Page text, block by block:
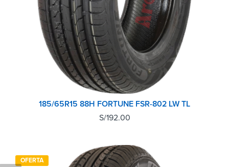
185/65R15 88H FORTUNE FSR-802 LW TL
S/192.00
OFERTA